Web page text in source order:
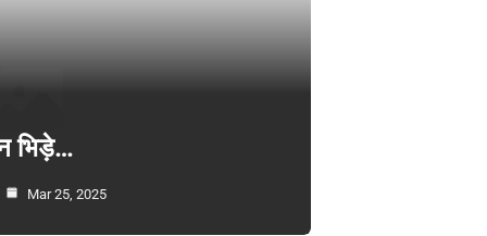
भिड़े…
Mar 25, 2025